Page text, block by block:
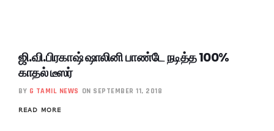
ஜி.வி.பிரகாஷ் ஷாலினி பாண்டே நடித்த 100%
காதல் டீஸர்
BY G TAMIL NEWS ON SEPTEMBER 11, 2018
READ MORE